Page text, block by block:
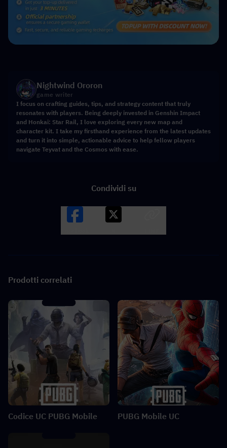
Nightwind Ororon
game writer
I focus on crafting guides, tips, and strategy content that truly
resonates with players. Being deeply invested in Genshin Impact
and Honkai: Star Rail, I love exploring every new map and
character kit. I take my firsthand experience from the latest updates
and turn it into simple, actionable advice to help fellow players
navigate Teyvat and the Cosmos with ease.
Condividi su
Prodotti correlati
Codice UC PUBG Mobile PUBG Mobile UC